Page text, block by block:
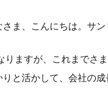
さま、こんにちは。サ
ますが、これまでさ
と活かして、会社の